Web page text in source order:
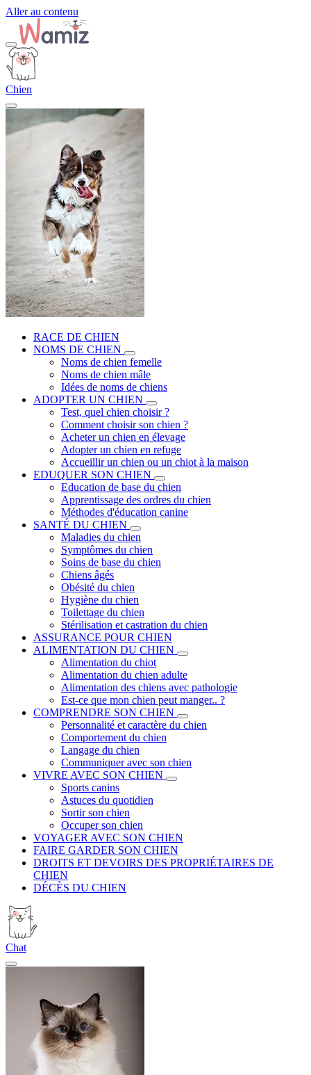
Aller au contenu
Chien
RACE DE CHIEN
NOMS DE CHIEN
Noms de chien femelle
Noms de chien mâle
Idées de noms de chiens
ADOPTER UN CHIEN
Test, quel chien choisir ?
Comment choisir son chien ?
Acheter un chien en élevage
Adopter un chien en refuge
Accueillir un chien ou un chiot à la maison
EDUQUER SON CHIEN
Education de base du chien
Apprentissage des ordres du chien
Méthodes d'éducation canine
SANTÉ DU CHIEN
Maladies du chien
Symptômes du chien
Soins de base du chien
Chiens âgés
Obésité du chien
Hygiène du chien
Toilettage du chien
Stérilisation et castration du chien
ASSURANCE POUR CHIEN
ALIMENTATION DU CHIEN
Alimentation du chiot
Alimentation du chien adulte
Alimentation des chiens avec pathologie
Est-ce que mon chien peut manger.. ?
COMPRENDRE SON CHIEN
Personnalité et caractère du chien
Comportement du chien
Langage du chien
Communiquer avec son chien
VIVRE AVEC SON CHIEN
Sports canins
Astuces du quotidien
Sortir son chien
Occuper son chien
VOYAGER AVEC SON CHIEN
FAIRE GARDER SON CHIEN
DROITS ET DEVOIRS DES PROPRIÉTAIRES DE
CHIEN
DÉCÈS DU CHIEN
Chat